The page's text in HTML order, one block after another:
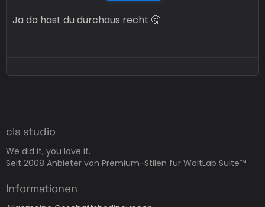
Ja da hast du durchaus recht 🤔
cls studio
We did it, you love it.
Seit 2008 Anbieter von Premium-Stilen für WoltLab Suite™.
Informationen